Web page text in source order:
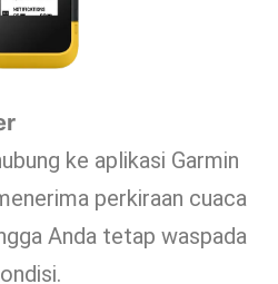
ke aplikasi Garmin
perkiraan cuaca
Anda tetap waspada